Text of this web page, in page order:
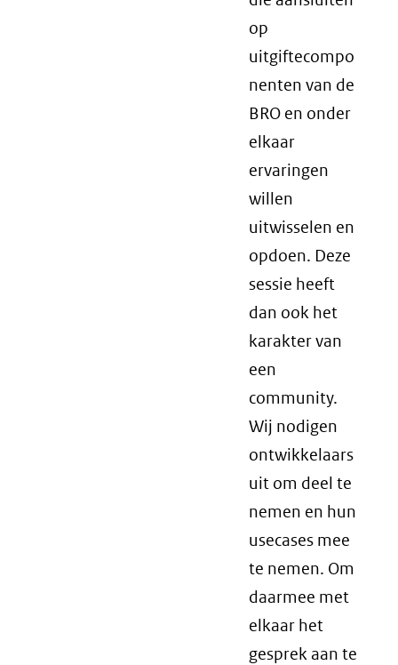
op
uitgiftecompo
nenten van de
BRO en onder
elkaar
ervaringen
willen
uitwisselen en
opdoen. Deze
sessie heeft
dan ook het
karakter van
een
community.
Wij nodigen
ontwikkelaars
uit om deel te
nemen en hun
usecases mee
te nemen. Om
daarmee met
elkaar het
gesprek aan te